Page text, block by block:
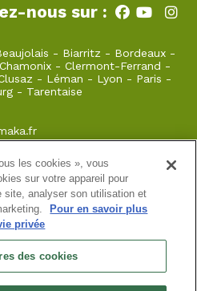
nous sur :
- Biarritz - Bordeaux -
Chamonix - Clermont-Ferrand -
- Léman - Lyon - Paris -
- Tarentaise
GRENOBLE
-Informations pratiques-
Newsletter
personnelles
les cookies », vous
sur votre appareil pour
site, analyser son utilisation et
Pour en savoir plus
privée
des cookies